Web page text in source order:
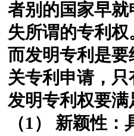
者别的国家早
失所谓的专利
而发明专利是
关专利申请，
发明专利权要满
（1） 新颖性